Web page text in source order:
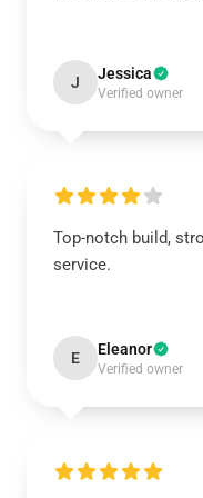
J Jessica
Verified owner
Top-notch build,
service.
E Eleanor
Verified owner